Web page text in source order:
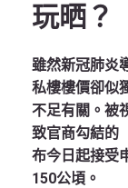
玩晒？
雖然新冠肺炎
私樓樓價卻似
不足有關。被
致官商勾結的
布今日起接受
150公頃。